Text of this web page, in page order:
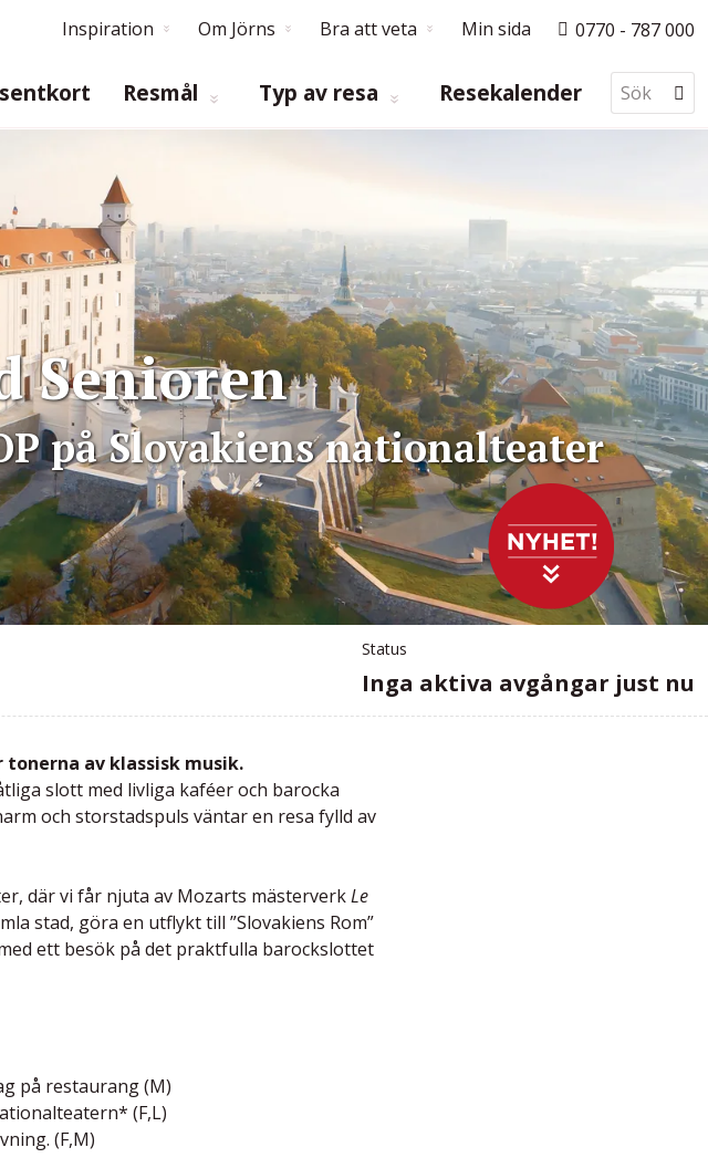
Inspiration Om Jörns Bra att veta Min sida 0770 - 787 000
Resmål Typ av resa Resekalender
Senioren
på Slovakiens nationalteater
Status
Inga aktiva avgångar just nu
av klassisk musik.
slott med livliga kaféer och barocka
och storstadspuls väntar en resa fylld av
där vi får njuta av Mozarts mästerverkLe
stad, göra en utflykt till ”Slovakiens Rom”
ett besök på det praktfulla barockslottet
på restaurang (M)
(F,L)
(F,M)